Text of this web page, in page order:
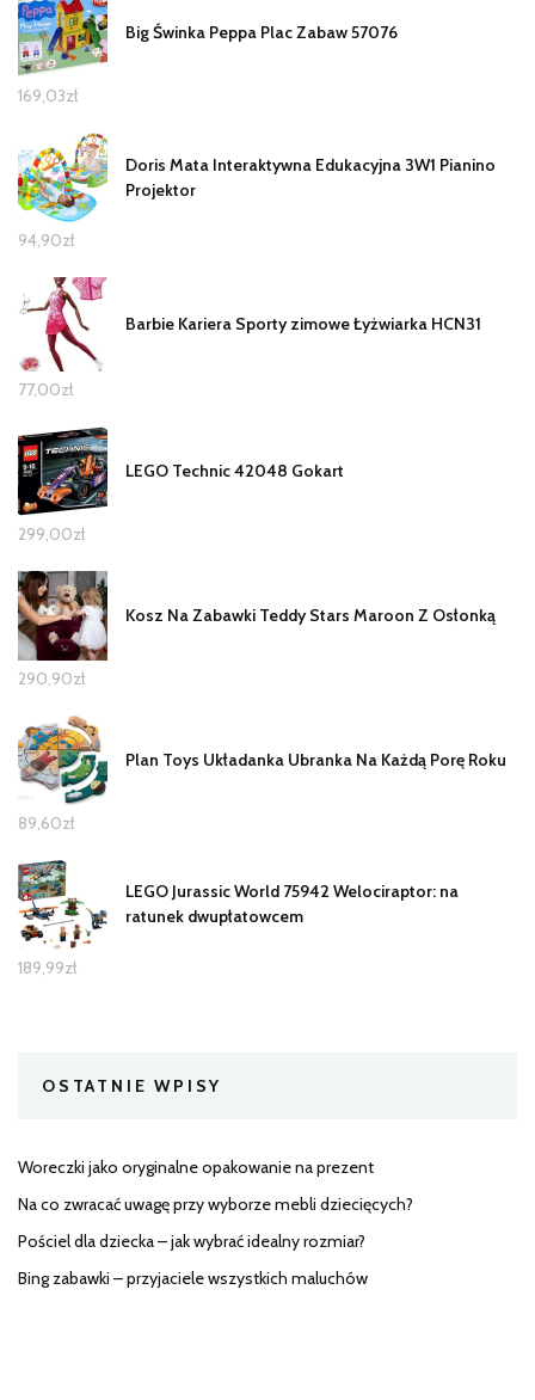
Big Świnka Peppa Plac Zabaw 57076
169,03zł
Doris Mata Interaktywna Edukacyjna 3W1 Pianino
Projektor
94,90zł
Barbie Kariera Sporty zimowe Łyżwiarka HCN31
77,00zł
LEGO Technic 42048 Gokart
299,00zł
Kosz Na Zabawki Teddy Stars Maroon Z Osłonką
290,90zł
Plan Toys Układanka Ubranka Na Każdą Porę Roku
89,60zł
LEGO Jurassic World 75942 Welociraptor: na
ratunek dwupłatowcem
189,99zł
OSTATNIE WPISY
Woreczki jako oryginalne opakowanie na prezent
Na co zwracać uwagę przy wyborze mebli dziecięcych?
Pościel dla dziecka – jak wybrać idealny rozmiar?
Bing zabawki – przyjaciele wszystkich maluchów